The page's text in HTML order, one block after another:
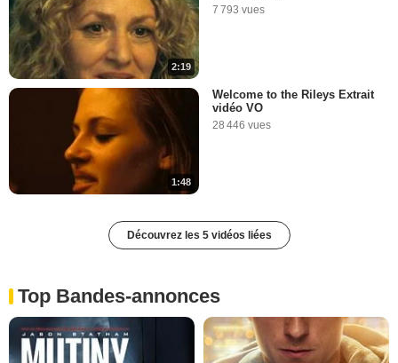
2:19
7 793 vues
1:48
Welcome to the Rileys Extrait
vidéo VO
28 446 vues
Découvrez les 5 vidéos liées
Top Bandes-annonces